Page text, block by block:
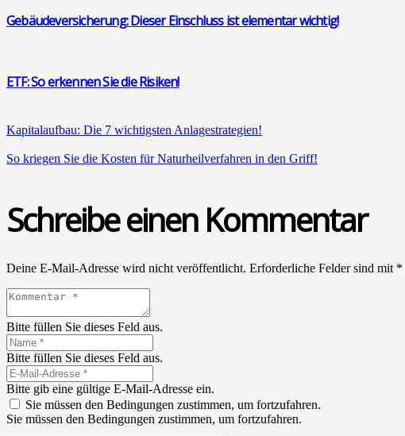
Gebäu­de­ver­si­che­rung: Die­ser Ein­schluss ist ele­men­tar wich­tig!
ETF: So erken­nen Sie die Risi­ken!
Kapi­tal­auf­bau: Die 7 wich­tigs­ten Anla­ge­stra­te­gien!
So krie­gen Sie die Kos­ten für Natur­heil­ver­fah­ren in den Griff!
Schreibe einen Kommentar
Deine E-Mail-Adresse wird nicht veröffentlicht. Erforderliche Felder sind mit *
Bitte füllen Sie dieses Feld aus.
Bitte füllen Sie dieses Feld aus.
Bitte gib eine gültige E-Mail-Adresse ein.
Sie müssen den Bedingungen zustimmen, um fortzufahren.
Sie müssen den Bedingungen zustimmen, um fortzufahren.